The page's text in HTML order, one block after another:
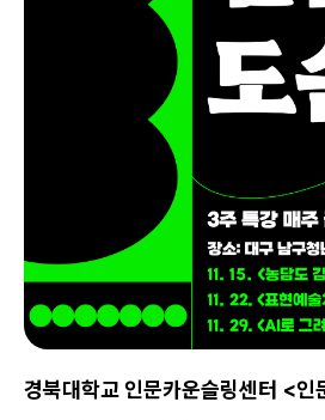
Korean ▪️ Anyone who wants to build
community members ️ Everyone is
party without special rules. NAMGU YOUTH CENTER
LANGUAGE EXCHANGE PARTY ?️ WHERE : NAMGU YOUTH
WHEN : 24. 11. 24. (SUNDAY) 13:00 ~ ?WHO : Beginner English
and Korean learners welcome ?ENTRANCE : FREE (Offering
▪ Insta: youth_namgu ▪ Phone number : 053-473-2023
▪ E-mail : namgu2023@gmail.com #언어교환 #언어 #교환 #파
티 #외국인 #친구 #언어교환 #문화교
류 #LANGUAGEEXCHANGE #PARTY
경북대학교 인문카운슬링센터 <인